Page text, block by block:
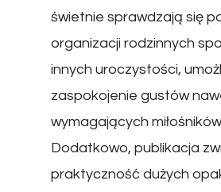
świetnie sprawdzają się
organizacji rodzinnych
innych uroczystości,
zaspokojenie gustów
wymagających
Dodatkowo, publikacja
praktyczność dużych